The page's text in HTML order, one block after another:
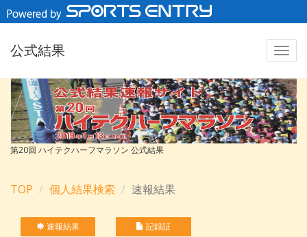
公式結果
第20回 ハイテクハーフマラソン 公式結果
TOP 個人結果検索 速報結果
速報結果 記録証